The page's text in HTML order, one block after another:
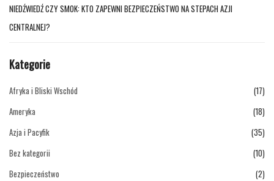
NIEDŹWIEDŹ CZY SMOK: KTO ZAPEWNI BEZPIECZEŃSTWO NA STEPACH AZJI
CENTRALNEJ?
Kategorie
Afryka i Bliski Wschód
(17)
Ameryka
(18)
Azja i Pacyfik
(35)
Bez kategorii
(10)
Bezpieczeństwo
(2)